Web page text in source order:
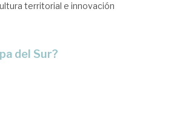
territorial e innovación
del Sur?